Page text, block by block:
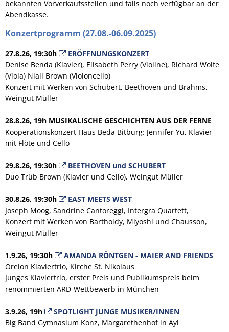
bekannten Vorverkaufsstellen und falls noch verfügbar an der
Abendkasse.
Konzertprogramm (27.08.-06.09.2025)
27.8.26, 19:30h
ERÖFFNUNGSKONZERT
Denise Benda (Klavier), Elisabeth Perry (Violine), Richard Wolfe
(Viola) Niall Brown (Violoncello)
Konzert mit Werken von Schubert, Beethoven und Brahms,
Weingut Müller
28.8.26, 19h MUSIKALISCHE GESCHICHTEN AUS DER FERNE
Kooperationskonzert Haus Beda Bitburg: Jennifer Yu, Klavier
mit Flöte und Cello
29.8.26, 19:30h
BEETHOVEN und SCHUBERT
Duo Trüb Brown (Klavier und Cello), Weingut Müller
30.8.26, 19:30h
EAST MEETS WEST
Joseph Moog, Sandrine Cantoreggi, Intergra Quartett,
Konzert mit Werken von Bartholdy, Miyoshi und Chausson,
Weingut Müller
1.9.26, 19:30h
AMANDA RÖNTGEN - MAIER AND FRIENDS
Orelon Klaviertrio, Kirche St. Nikolaus
Junges Klaviertrio, erster Preis und Publikumspreis beim
renommierten ARD-Wettbewerb in München
3.9.26, 19h
SPOTLIGHT JUNGE MUSIKER/INNEN
Big Band Gymnasium Konz, Margarethenhof in Ayl